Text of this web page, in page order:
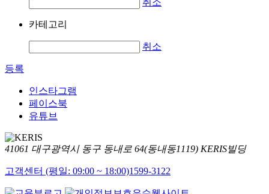
취소
카테고리
취소
등록
인스타그램
페이스북
유튜브
41061 대구광역시 동구 동내로 64(동내동1119) KERIS빌딩
고객센터 (평일: 09:00 ~ 18:00)1599-3122